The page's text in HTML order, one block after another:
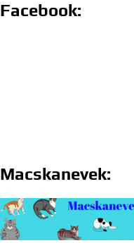
Facebook:
Macskanevek: